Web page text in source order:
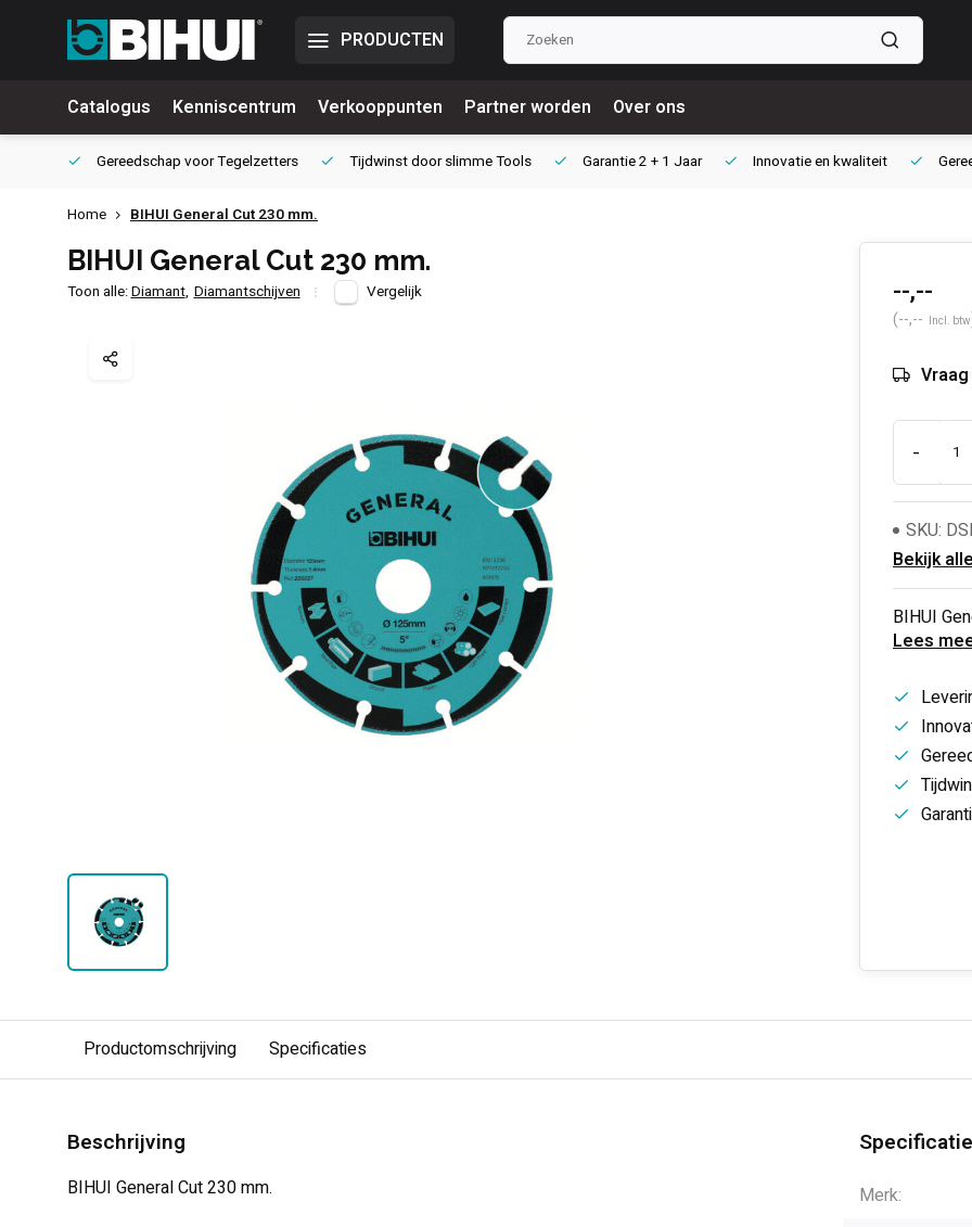
PRODUCTEN
Catalogus Kenniscentrum Verkooppunten Partner worden Over ons
Gereedschap voorTegelzetters Tijdwinst doorslimme Tools Garantie2 + 1 Jaar Innovatieen kwaliteit
Home BIHUI General Cut 230 mm.
BIHUI General Cut 230 mm.
Toon alle:Diamant, Diamantschijven Vergelijk --,--
(--,-- Incl. btw
-
SKU:
Bekijk
BIHUI
Lees
Productomschrijving Specificaties
Beschrijving
BIHUI General Cut 230 mm.
Merk: